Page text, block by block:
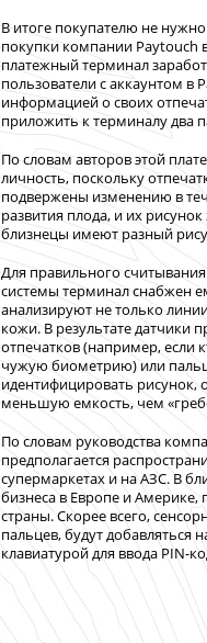
В итоге покупателю не
покупки компании Paytouch
платежный терминал
пользователи с аккаунтом в
информацией о своих
приложить к терминалу два
По словам авторов этой
личность, поскольку
подвержены изменению в
развития плода, и их
близнецы имеют разный
Для правильного
системы терминал снабжен
анализируют не только
кожи. В результате датчики
отпечатков (например, если
чужую биометрию) или
идентифицировать рисунок,
меньшую емкость, чем
По словам руководства
предполагается
супермаркетах и на АЗС. В
бизнеса в Европе и Америке,
страны. Скорее всего,
пальцев, будут добавляться
клавиатурой для ввода PIN-